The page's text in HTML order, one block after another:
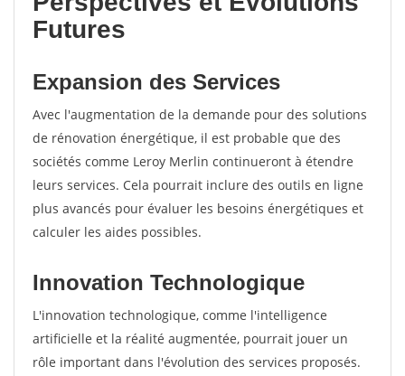
Futures
Expansion des Services
Avec l'augmentation de la demande pour des solutions
de rénovation énergétique, il est probable que des
sociétés comme Leroy Merlin continueront à étendre
leurs services. Cela pourrait inclure des outils en ligne
plus avancés pour évaluer les besoins énergétiques et
calculer les aides possibles.
Innovation Technologique
L'innovation technologique, comme l'intelligence
artificielle et la réalité augmentée, pourrait jouer un
rôle important dans l'évolution des services proposés.